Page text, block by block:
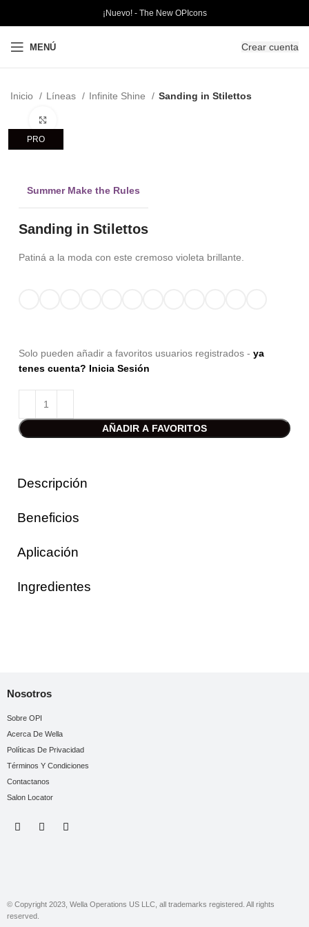
¡Nuevo! - The New OPIcons
MENÚ Crear cuenta
Inicio Líneas Infinite Shine Sanding in Stilettos​
PRO
Summer Make the Rules
Sanding in Stilettos​
Patiná a la moda con este cremoso violeta brillante.
Solo pueden añadir a favoritos usuarios registrados - ya
tenes cuenta? Inicia Sesión
AÑADIR A FAVORITOS
Descripción
Beneficios
Aplicación
Ingredientes
Nosotros
Sobre OPI
Acerca De Wella
Políticas De Privacidad
Términos Y Condiciones
Contactanos
Salon Locator
© Copyright 2023, Wella Operations US LLC, all trademarks registered. All rights
reserved.